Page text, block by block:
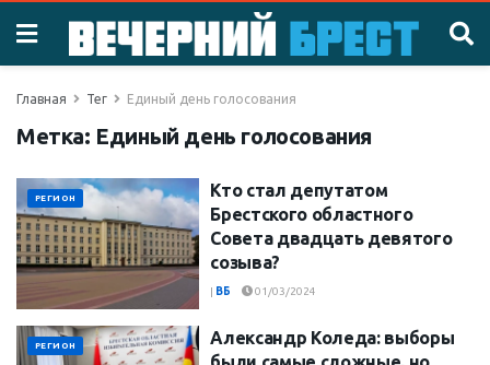
Главная Тег Единый день голосования
Метка: Единый день голосования
РЕГИОН
Кто стал депутатом
Брестского областного
Совета двадцать девятого
созыва?
| ВБ 01/03/2024
РЕГИОН
Александр Коледа: выборы